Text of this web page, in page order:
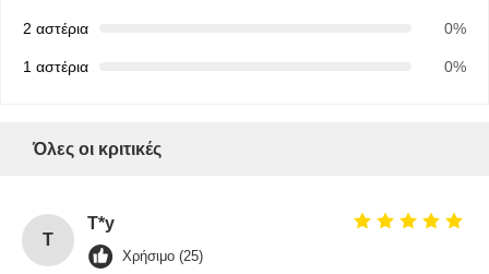
Αρχική
Έλεγχος
Τώρα
2 αστέρια 0%
1 αστέρια 0%
Όλες οι κριτικές
T
T*y
Χρήσιμο (25)